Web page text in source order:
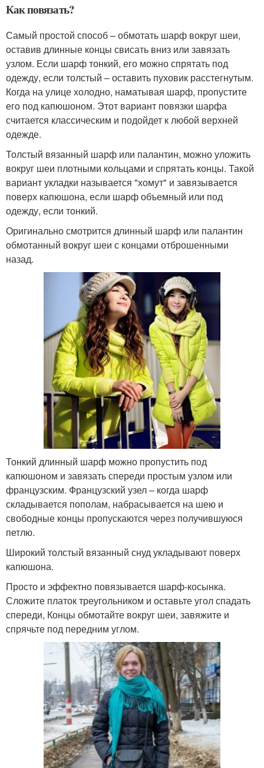
Как повязать?
Самый простой способ – обмотать шарф вокруг шеи,
оставив длинные концы свисать вниз или завязать
узлом. Если шарф тонкий, его можно спрятать под
одежду, если толстый – оставить пуховик расстегнутым.
Когда на улице холодно, наматывая шарф, пропустите
его под капюшоном. Этот вариант повязки шарфа
считается классическим и подойдет к любой верхней
одежде.
Толстый вязанный шарф или палантин, можно уложить
вокруг шеи плотными кольцами и спрятать концы. Такой
вариант укладки называется "хомут" и завязывается
поверх капюшона, если шарф объемный или под
одежду, если тонкий.
Оригинально смотрится длинный шарф или палантин
обмотанный вокруг шеи с концами отброшенными
назад.
Тонкий длинный шарф можно пропустить под
капюшоном и завязать спереди простым узлом или
французским. Французский узел – когда шарф
складывается пополам, набрасывается на шею и
свободные концы пропускаются через получившуюся
петлю.
Широкий толстый вязанный снуд укладывают поверх
капюшона.
Просто и эффектно повязывается шарф-косынка.
Сложите платок треугольником и оставьте угол спадать
спереди, Концы обмотайте вокруг шеи, завяжите и
спрячьте под передним углом.